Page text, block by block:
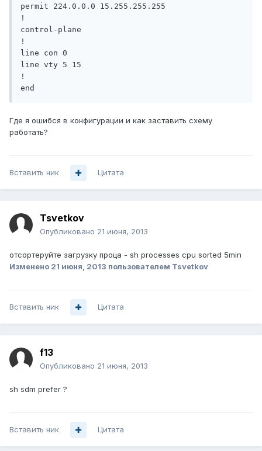
permit 224.0.0.0 15.255.255.255
!
control-plane
!
line con 0
line vty 5 15
!
Где я ошибся в конфигурации и как заставить схему
работать?
Вставить ник Цитата
Tsvetkov
Опубликовано 21 июня, 2013
отсортеруйте загрузку проца - sh processes cpu sorted 5min
Изменено 21 июня, 2013 пользователем Tsvetkov
Вставить ник Цитата
f13
Опубликовано 21 июня, 2013
sh sdm prefer ?
Вставить ник Цитата